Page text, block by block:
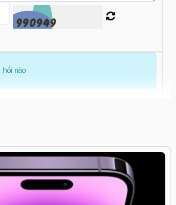
suất phù hợp với thiết bị của bạn,
trợ sạc nhanh, bạn nên chọn củ sạc
có cổng kết nối phù hợp với thiết bị của
C, v.v.).
hồi nào